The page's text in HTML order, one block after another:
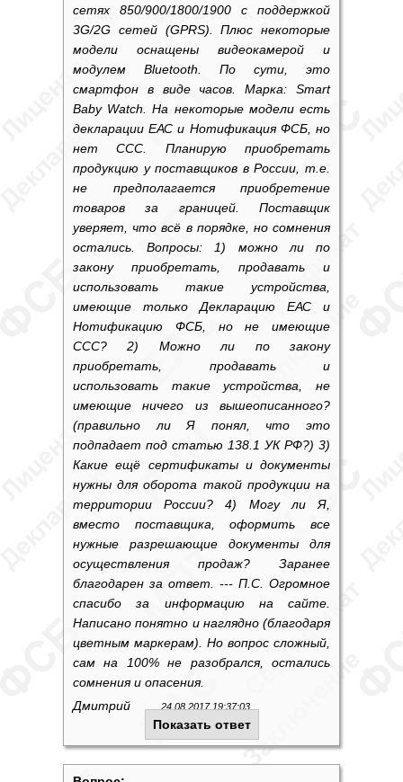
сетях 850/900/1800/1900 с поддержкой
3G/2G сетей (GPRS). Плюс некоторые
модели оснащены видеокамерой и
модулем Bluetooth. По сути, это
смартфон в виде часов. Марка: Smart
Baby Watch. На некоторые модели есть
декларации ЕАС и Нотификация ФСБ, но
нет ССС. Планирую приобретать
продукцию у поставщиков в России, т.е.
не предполагается приобретение
товаров за границей. Поставщик
уверяет, что всё в порядке, но сомнения
остались. Вопросы: 1) можно ли по
закону приобретать, продавать и
использовать такие устройства,
имеющие только Декларацию ЕАС и
Нотификацию ФСБ, но не имеющие
ССС? 2) Можно ли по закону
приобретать, продавать и
использовать такие устройства, не
имеющие ничего из вышеописанного?
(правильно ли Я понял, что это
подпадает под статью 138.1 УК РФ?) 3)
Какие ещё сертификаты и документы
нужны для оборота такой продукции на
территории России? 4) Могу ли Я,
вместо поставщика, оформить все
нужные разрешающие документы для
осуществления продаж? Заранее
благодарен за ответ. --- П.С. Огромное
спасибо за информацию на сайте.
Написано понятно и наглядно (благодаря
цветным маркерам). Но вопрос сложный,
сам на 100% не разобрался, остались
сомнения и опасения.
Дмитрий
24.08.2017 19:37:03
Показать ответ